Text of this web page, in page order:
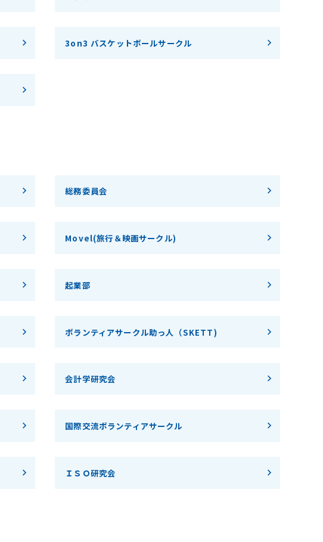
3on3 バスケットボールサークル
総務委員会
Movel(旅行＆映画サークル)
起業部
ボランティアサークル助っ人（SKETT)
会計学研究会
国際交流ボランティアサークル
ＩＳＯ研究会